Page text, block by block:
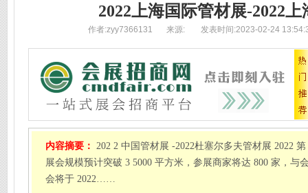
2022上海国际管材展-2022
作者:zyy7366131 来源: 发表时间:2023-02-24
内容摘要： 202 2 中国管材展 -2022杜塞尔多夫管材展 2022
展会规模预计突破 3 5000 平方米，参展商家将达 800 家，与
会将于 2022……